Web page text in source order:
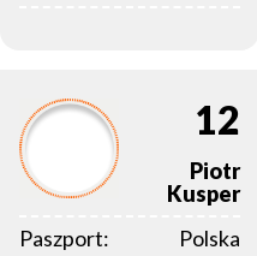
12
Piotr
Kusper
Paszport:
Polska